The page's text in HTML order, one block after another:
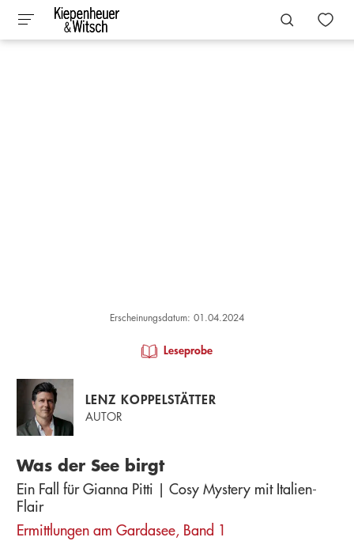
Erscheinungsdatum: 01.04.2024
Leseprobe
LENZ KOPPELSTÄTTER
AUTOR
Was der See birgt
Ein Fall für Gianna Pitti | Cosy Mystery mit Italien-
Flair
Ermittlungen am Gardasee, Band 1